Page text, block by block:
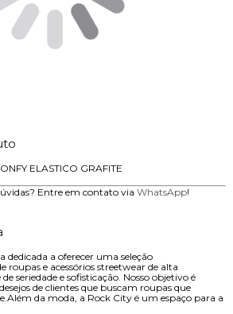
ELASTICO GRAFITE
Entre em contato via WhatsApp!
a oferecer uma seleção
roupas e acessórios streetwear de alta
seriedade e sofisticação. Nosso objetivo é
de clientes que buscam roupas que
da moda, a Rock City é um espaço para a